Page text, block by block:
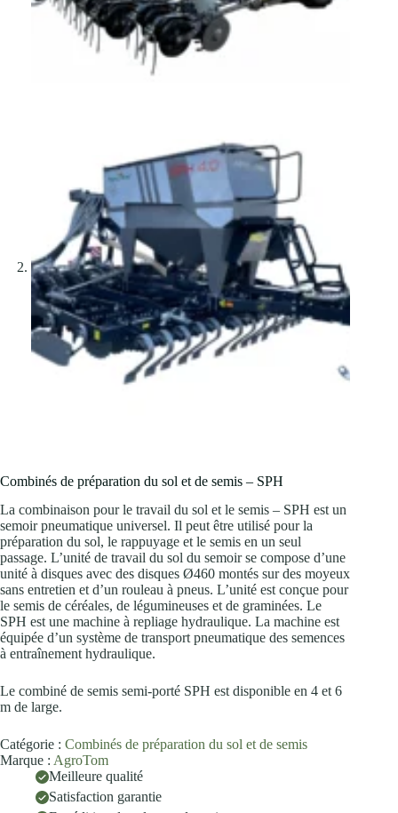
Combinés de préparation du sol et de semis – SPH
La combinaison pour le travail du sol et le semis – SPH est un
semoir pneumatique universel. Il peut être utilisé pour la
préparation du sol, le rappuyage et le semis en un seul
passage. L’unité de travail du sol du semoir se compose d’une
unité à disques avec des disques Ø460 montés sur des moyeux
sans entretien et d’un rouleau à pneus. L’unité est conçue pour
le semis de céréales, de légumineuses et de graminées. Le
SPH est une machine à repliage hydraulique. La machine est
équipée d’un système de transport pneumatique des semences
à entraînement hydraulique.
Le combiné de semis semi-porté SPH est disponible en 4 et 6
m de large.
Catégorie : Combinés de préparation du sol et de semis
Marque : AgroTom
Meilleure qualité
Satisfaction garantie